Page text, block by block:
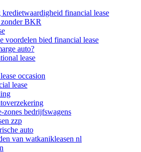
financial lease
BKR
voordelen bied financial lease
auto?
lease
occasion
lease
zones bedrijfswagens
zzp
auto
van watkanikleasen nl